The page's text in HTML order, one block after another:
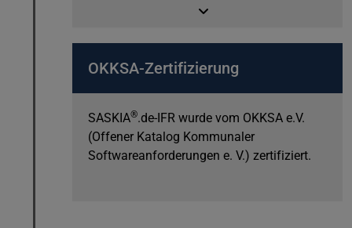
OKKSA-Zertifizierung
SASKIA®.de-IFR wurde vom OKKSA e.V.
(Offener Katalog Kommunaler
Softwareanforderungen e. V.) zertifiziert.